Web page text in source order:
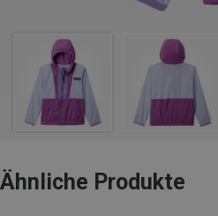
Ähnliche Produkte